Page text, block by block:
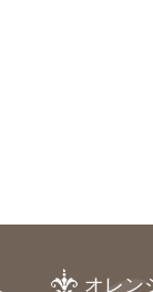
オレン